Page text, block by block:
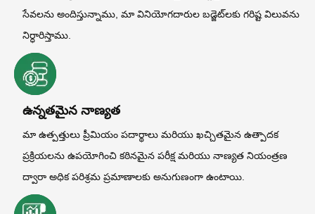
సేవలను అందిస్తున్నాము, మా వినియోగదారుల బడ్జెట్‌లకు గరిష్ట విలువను
నిర్ధారిస్తాము.
ఉన్నతమైన నాణ్యత
మా ఉత్పత్తులు ప్రీమియం పదార్థాలు మరియు ఖచ్చితమైన ఉత్పాదక
ప్రక్రియలను ఉపయోగించి కఠినమైన పరీక్ష మరియు నాణ్యత నియంత్రణ
ద్వారా అధిక పరిశ్రమ ప్రమాణాలకు అనుగుణంగా ఉంటాయి.